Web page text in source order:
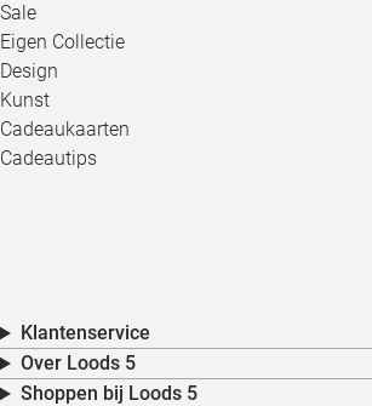
Sale
Eigen Collectie
Design
Kunst
Cadeaukaarten
Cadeautips
Klantenservice
Over Loods 5
Shoppen bij Loods 5